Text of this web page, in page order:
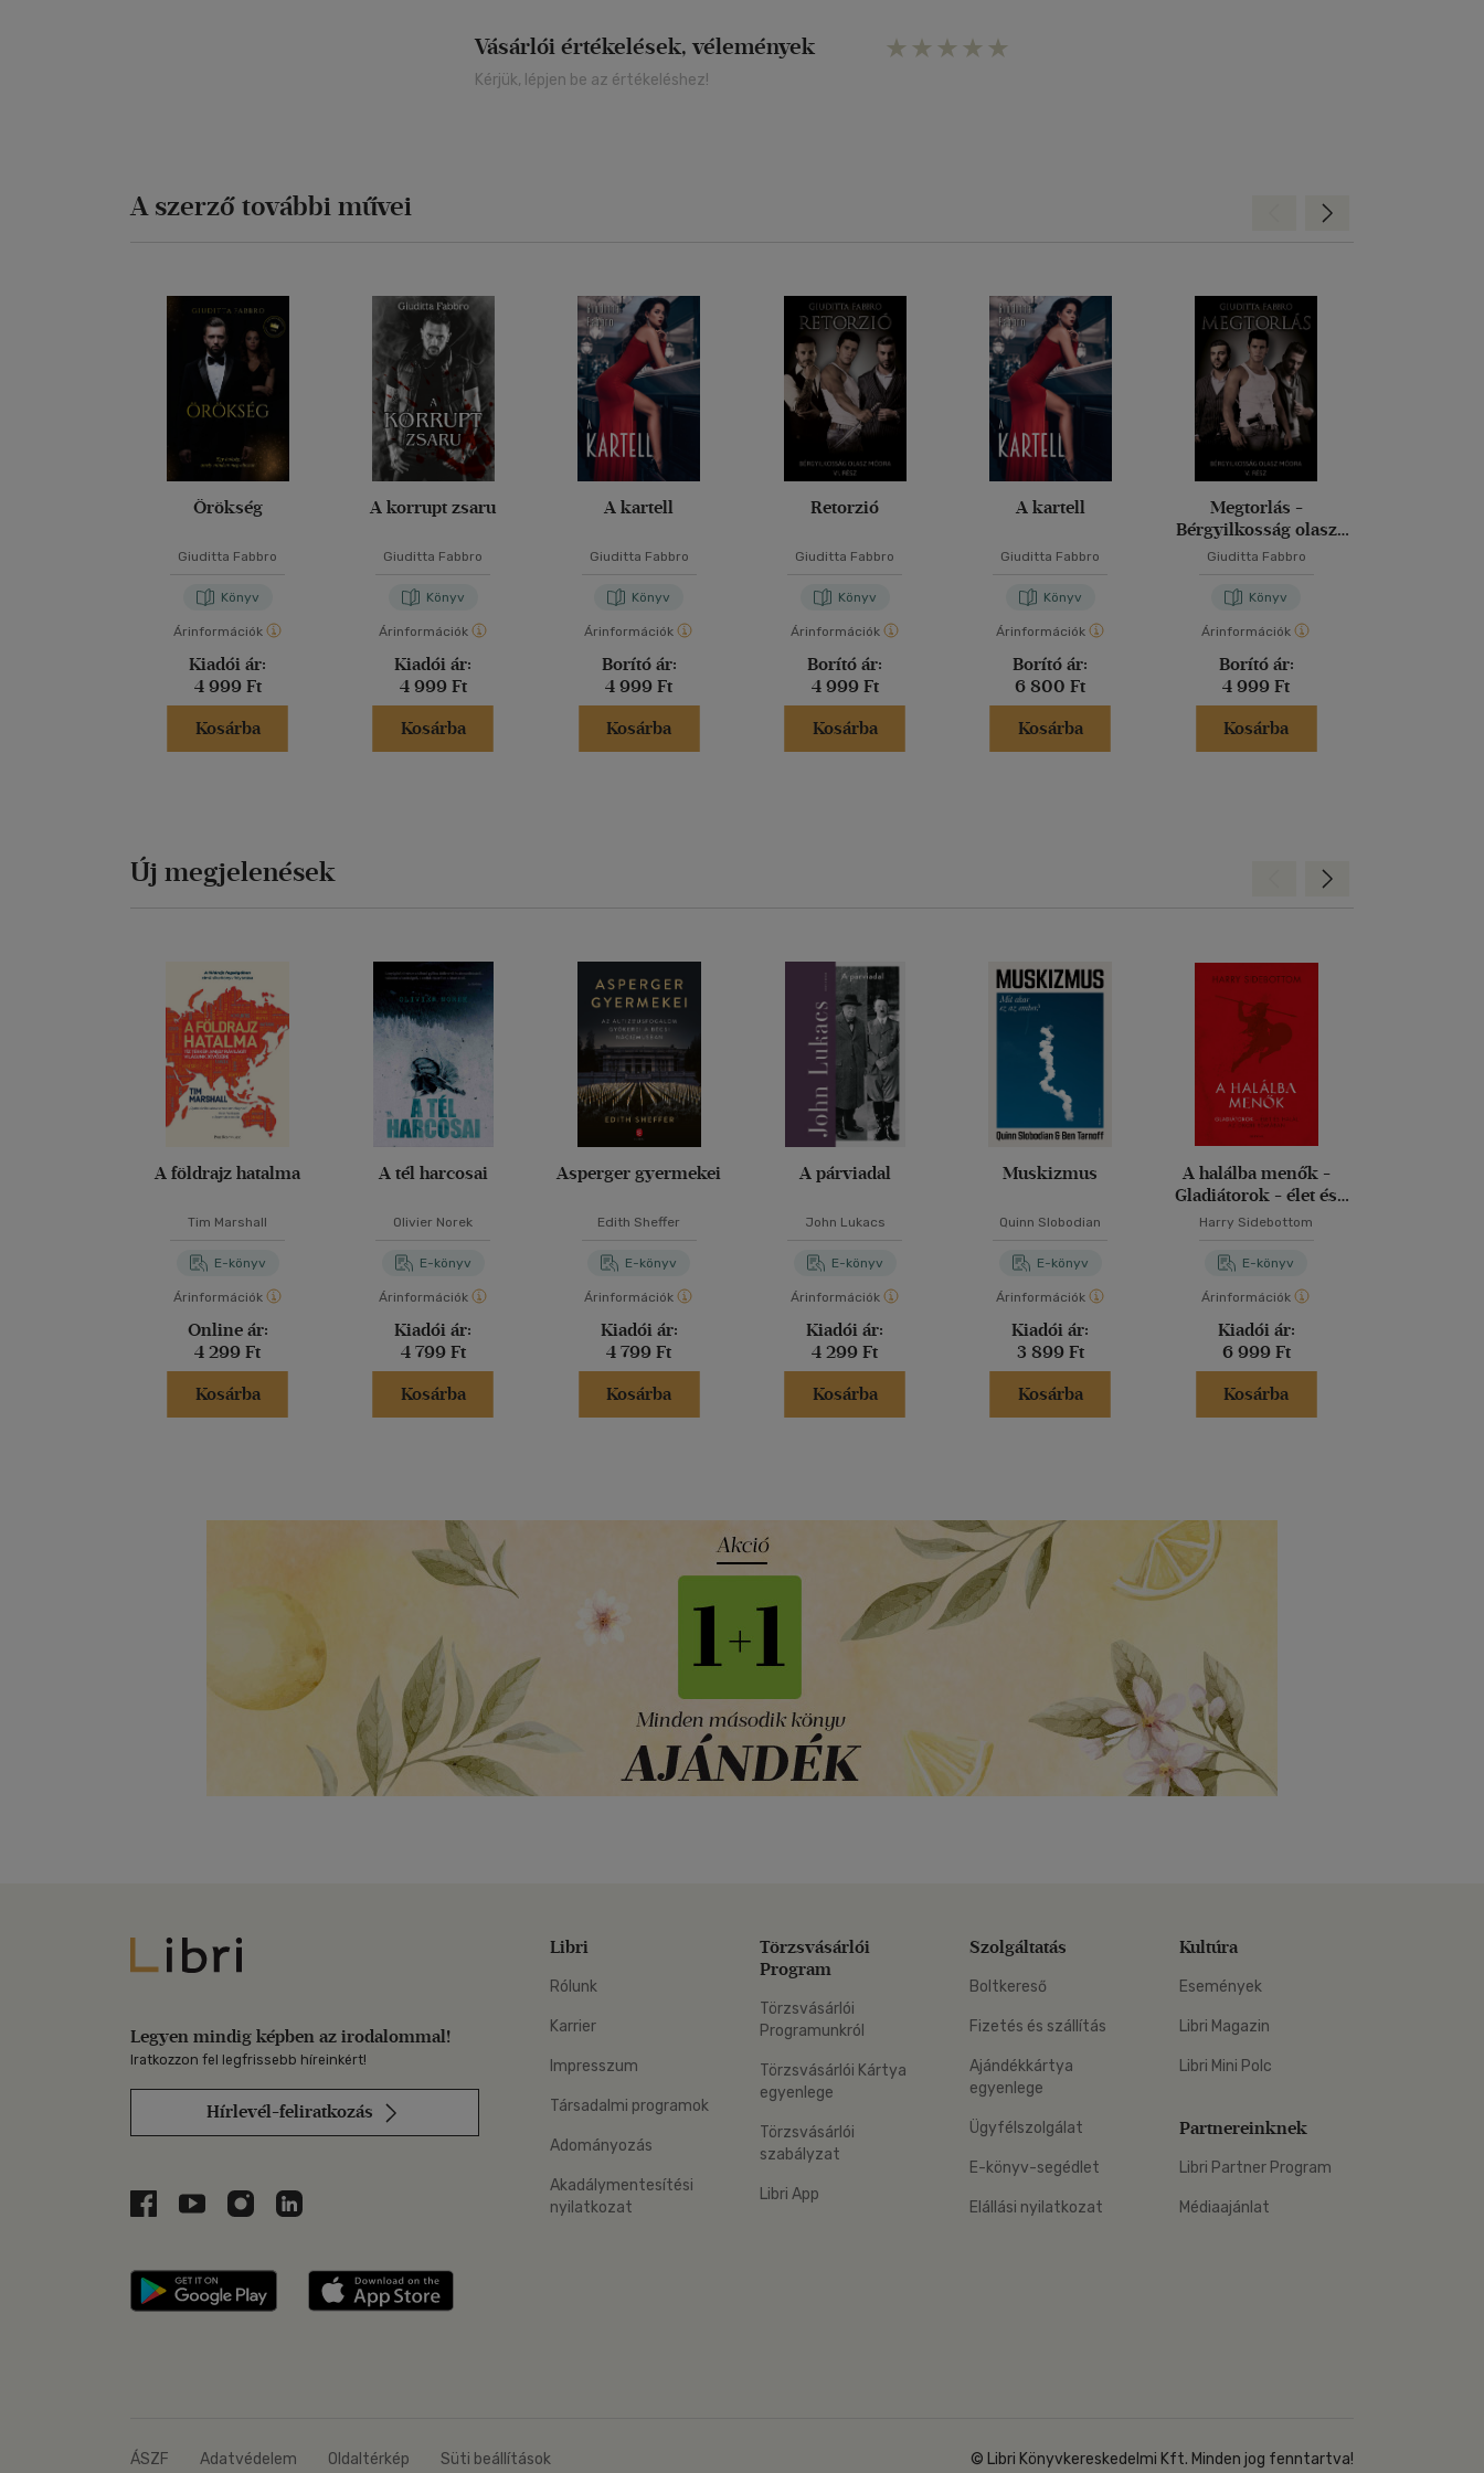
Vásárlói értékelések, vélemények
Kérjük, lépjen be az értékeléshez!
A szerző további művei
Örökség
Giuditta Fabbro
Könyv
Árinformációk
Kiadói ár:
4 999 Ft
Kosárba
A korrupt zsaru
Giuditta Fabbro
Könyv
Árinformációk
Kiadói ár:
4 999 Ft
Kosárba
A kartell
Giuditta Fabbro
Könyv
Árinformációk
Borító ár:
4 999 Ft
Kosárba
Retorzió
Giuditta Fabbro
Könyv
Árinformációk
Borító ár:
4 999 Ft
Kosárba
A kartell
Giuditta Fabbro
Könyv
Árinformációk
Borító ár:
6 800 Ft
Kosárba
Megtorlás -
Bérgyilkosság olasz
módra V.
Giuditta Fabbro
Könyv
Árinformációk
Borító ár:
4 999 Ft
Kosárba
Előre
Új megjelenések
A földrajz hatalma
Tim Marshall
E-könyv
Árinformációk
Online ár:
4 299 Ft
Kosárba
A tél harcosai
Olivier Norek
E-könyv
Árinformációk
Kiadói ár:
4 799 Ft
Kosárba
Asperger gyermekei
Edith Sheffer
E-könyv
Árinformációk
Kiadói ár:
4 799 Ft
Kosárba
A párviadal
John Lukacs
E-könyv
Árinformációk
Kiadói ár:
4 299 Ft
Kosárba
Muskizmus
Quinn Slobodian
E-könyv
Árinformációk
Kiadói ár:
3 899 Ft
Kosárba
A halálba menők -
Gladiátorok - élet és
halál az ókori Rómában
Harry Sidebottom
E-könyv
Árinformációk
Kiadói ár:
6 999 Ft
Kosárba
Előre
Libri
Legyen mindig képben az irodalommal!
Iratkozzon fel legfrissebb híreinkért!
Hírlevél-feliratkozás
Libri a Facebookon
Libri a Youtube-on
Libri az Instagramon
Libri a LinkedInen
Libri applikáció Szerezd meg: Google Play
Libri
Rólunk
Karrier
Impresszum
Társadalmi programok
Adományozás
Akadálymentesítési
nyilatkozat
Törzsvásárlói
Program
Törzsvásárlói
Programunkról
Törzsvásárlói Kártya
egyenlege
Törzsvásárlói
szabályzat
Libri App
Szolgáltatás
Boltkereső
Fizetés és szállítás
Ajándékkártya
egyenlege
Ügyfélszolgálat
E-könyv-segédlet
Elállási nyilatkozat
Kultúra
Események
Libri Magazin
Libri Mini Polc
Partnereinknek
Libri Partner Program
Médiaajánlat
ÁSZF Adatvédelem Oldaltérkép Süti beállítások © Libri Könyvkereskedelmi Kft. Minden jog fenntartva!